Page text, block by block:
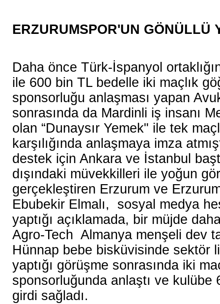
ERZURUMSPOR'UN GÖNÜLLÜ
Daha önce Türk-İspanyol
ile 600 bin TL bedelle iki maçlık
sponsorluğu anlaşması yapan
sonrasında da Mardinli iş insanı
olan “Dunaysır Yemek" ile tek
karşılığında anlaşmaya imza
destek için Ankara ve İstanbul
dışındaki müvekkilleri ile yoğun
gerçekleştiren Erzurum ve
Ebubekir Elmalı, sosyal medya
yaptığı açıklamada, bir müjde
Agro-Tech Almanya menşeli dev
Hünnap bebe bisküvisinde sektör
yaptığı görüşme sonrasında iki
sponsorluğunda anlaştı ve kulübe
girdi sağladı.